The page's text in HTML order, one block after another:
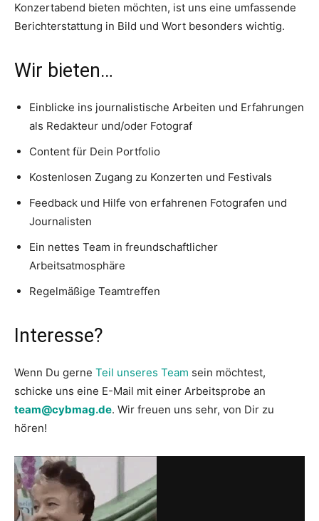
Konzertabend bieten möchten, ist uns eine umfassende
Berichterstattung in Bild und Wort besonders wichtig.
Wir bieten…
Einblicke ins journalistische Arbeiten und Erfahrungen
als Redakteur und/oder Fotograf
Content für Dein Portfolio
Kostenlosen Zugang zu Konzerten und Festivals
Feedback und Hilfe von erfahrenen Fotografen und
Journalisten
Ein nettes Team in freundschaftlicher
Arbeitsatmosphäre
Regelmäßige Teamtreffen
Interesse?
Wenn Du gerne Teil unseres Team sein möchtest,
schicke uns eine E-Mail mit einer Arbeitsprobe an
team@cybmag.de. Wir freuen uns sehr, von Dir zu
hören!